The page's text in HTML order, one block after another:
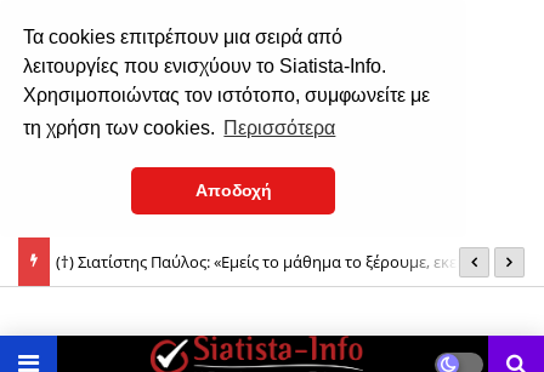
Τα cookies επιτρέπουν μια σειρά από
λειτουργίες που ενισχύουν το Siatista-Info.
Χρησιμοποιώντας τον ιστότοπο, συμφωνείτε με
τη χρήση των cookies. Περισσότερα
Αποδοχή
(†) Σιατίστης Παύλος: «Εμείς το μάθημα το ξέρουμε, εκείνοι που